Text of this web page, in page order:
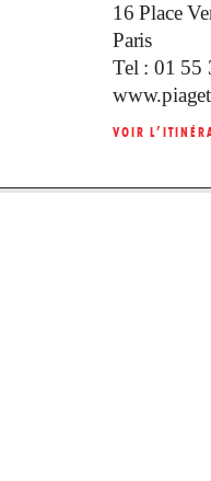
16 Place
Paris
Tel : 01 55
VOIR